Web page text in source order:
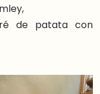
de patata con